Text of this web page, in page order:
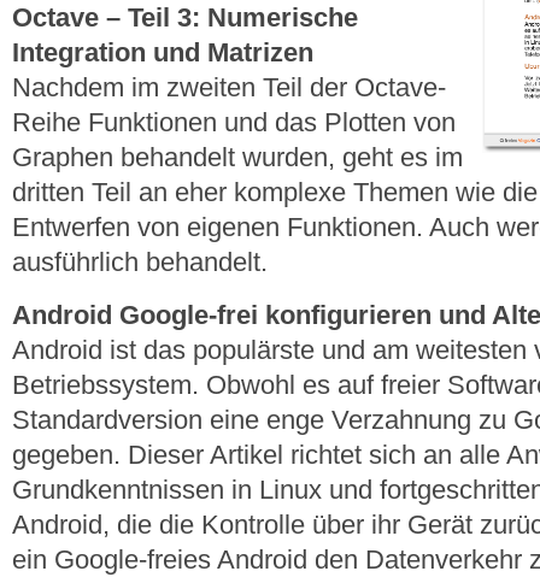
Octave – Teil 3: Numerische
Integration und Matrizen
Nachdem im zweiten Teil der Octave-
Reihe Funktionen und das Plotten von
Graphen behandelt wurden, geht es im
dritten Teil an eher komplexe Themen wie
Entwerfen von eigenen Funktionen. Auch
ausführlich behandelt.
Android Google-frei konfigurieren und
Android ist das populärste und am weitesten
Betriebssystem. Obwohl es auf freier
Standardversion eine enge Verzahnung zu
gegeben. Dieser Artikel richtet sich an alle
Grundkenntnissen in Linux und
Android, die die Kontrolle über ihr Gerät
ein Google-freies Android den Datenverkehr